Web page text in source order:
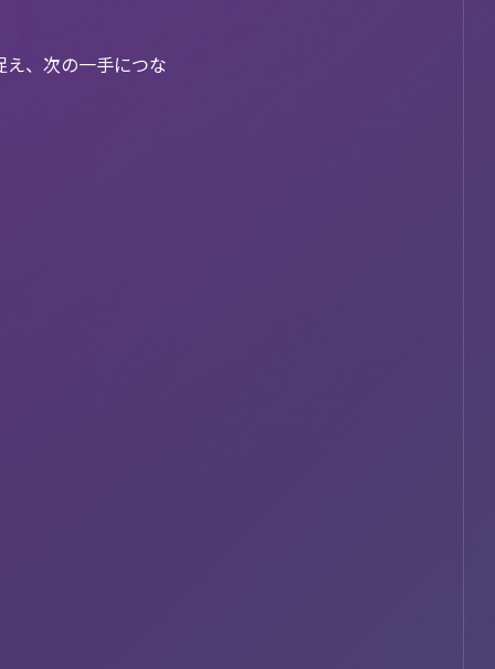
え、次の一手につな